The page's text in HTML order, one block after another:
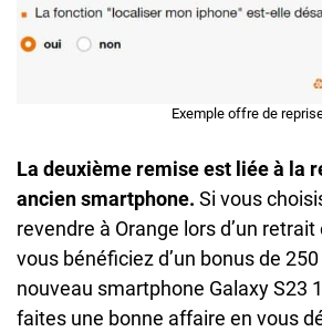
Exemple offre de
La deuxième remise est liée à la
ancien smartphone. Si vous
revendre à Orange lors d’un retrait
vous bénéficiez d’un bonus de
nouveau smartphone Galaxy S23
faites une bonne affaire en vous